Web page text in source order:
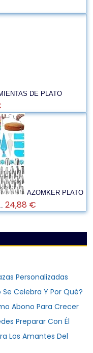
DE PLATO
AZOMKER PLATO
24,88 €
Personalizadas
Celebra Y Por Qué?
Abono Para Crecer
Preparar Con Él
Los Amantes Del